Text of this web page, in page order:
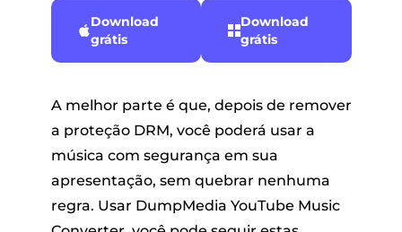
Download
grátis
Download
grátis
A melhor parte é que, depois de remover
a proteção DRM, você poderá usar a
música com segurança em sua
apresentação, sem quebrar nenhuma
regra. Usar DumpMedia YouTube Music